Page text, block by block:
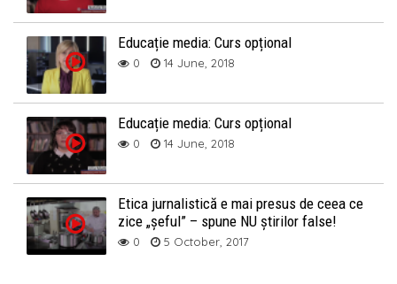
Educație media: Curs opțional
0 14 June, 2018
Educație media: Curs opțional
0 14 June, 2018
Etica jurnalistică e mai presus de ceea ce
zice „șeful” – spune NU știrilor false!
0 5 October, 2017